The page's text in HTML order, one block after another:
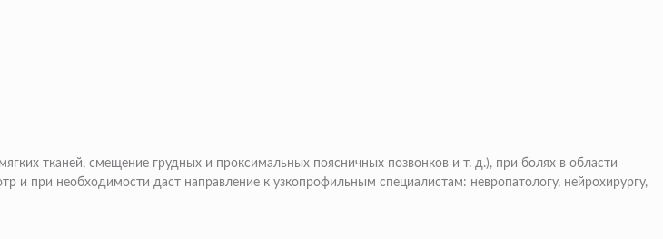
тканей, смещение грудных и проксимальных поясничных позвонков и т. д.), при болях в области
и при необходимости даст направление к узкопрофильным специалистам: невропатологу, нейрохирургу,